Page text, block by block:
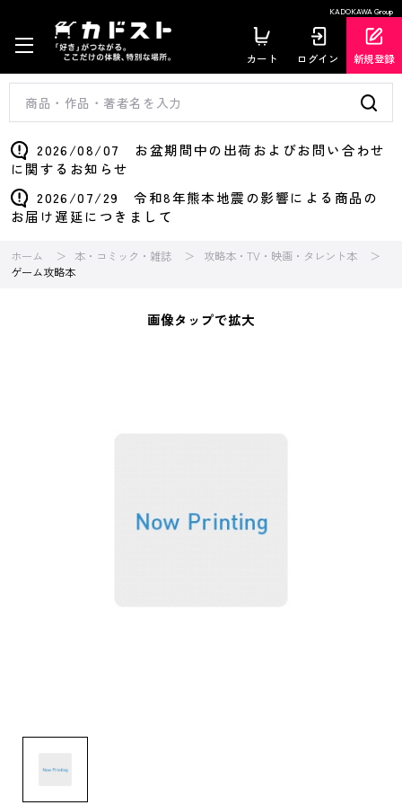
KADOKAWA Group
カート ログイン 新規登録
2026/08/07 お盆期間中の出荷およびお問い合わせ
に関するお知らせ
2026/07/29 令和8年熊本地震の影響による商品の
お届け遅延につきまして
ホーム 本・コミック・雑誌
攻略本・TV・映画・タレント本
ゲーム攻略本
画像タップで拡大